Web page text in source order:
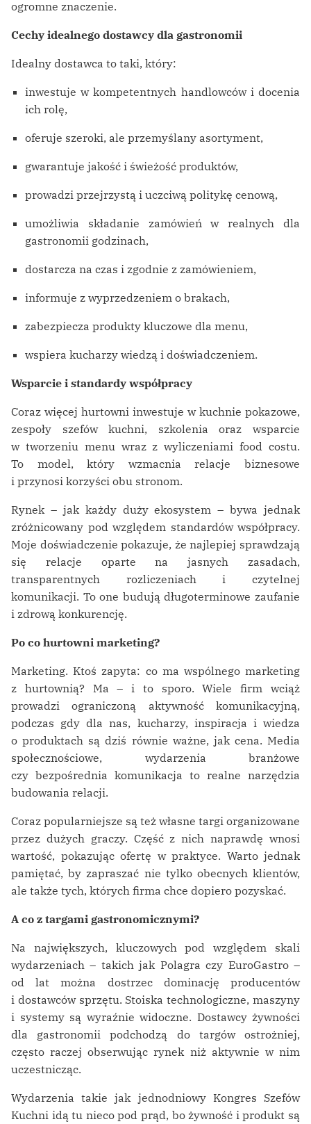
ogromne znaczenie.
Cechy idealnego dostawcy dla gastronomii
Idealny dostawca to taki, który:
inwestuje w kompetentnych handlowców i docenia
ich rolę,
oferuje szeroki, ale przemyślany asortyment,
gwarantuje jakość i świeżość produktów,
prowadzi przejrzystą i uczciwą politykę cenową,
umożliwia składanie zamówień w realnych dla
gastronomii godzinach,
dostarcza na czas i zgodnie z zamówieniem,
informuje z wyprzedzeniem o brakach,
zabezpiecza produkty kluczowe dla menu,
wspiera kucharzy wiedzą i doświadczeniem.
Wsparcie i standardy współpracy
Coraz więcej hurtowni inwestuje w kuchnie pokazowe,
zespoły szefów kuchni, szkolenia oraz wsparcie
w tworzeniu menu wraz z wyliczeniami food costu.
To model, który wzmacnia relacje biznesowe
i przynosi korzyści obu stronom.
Rynek – jak każdy duży ekosystem – bywa jednak
zróżnicowany pod względem standardów współpracy.
Moje doświadczenie pokazuje, że najlepiej sprawdzają
się relacje oparte na jasnych zasadach,
transparentnych rozliczeniach i czytelnej
komunikacji. To one budują długoterminowe zaufanie
i zdrową konkurencję.
Po co hurtowni marketing?
Marketing. Ktoś zapyta: co ma wspólnego marketing
z hurtownią? Ma – i to sporo. Wiele firm wciąż
prowadzi ograniczoną aktywność komunikacyjną,
podczas gdy dla nas, kucharzy, inspiracja i wiedza
o produktach są dziś równie ważne, jak cena. Media
społecznościowe, wydarzenia branżowe
czy bezpośrednia komunikacja to realne narzędzia
budowania relacji.
Coraz popularniejsze są też własne targi organizowane
przez dużych graczy. Część z nich naprawdę wnosi
wartość, pokazując ofertę w praktyce. Warto jednak
pamiętać, by zapraszać nie tylko obecnych klientów,
ale także tych, których firma chce dopiero pozyskać.
A co z targami gastronomicznymi?
Na największych, kluczowych pod względem skali
wydarzeniach – takich jak Polagra czy EuroGastro –
od lat można dostrzec dominację producentów
i dostawców sprzętu. Stoiska technologiczne, maszyny
i systemy są wyraźnie widoczne. Dostawcy żywności
dla gastronomii podchodzą do targów ostrożniej,
często raczej obserwując rynek niż aktywnie w nim
uczestnicząc.
Wydarzenia takie jak jednodniowy Kongres Szefów
Kuchni idą tu nieco pod prąd, bo żywność i produkt są